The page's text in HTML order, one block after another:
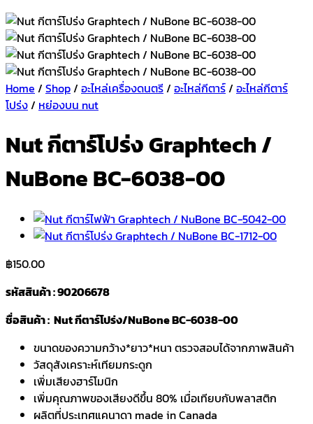
Home / Shop/ อะไหล่เครื่องดนตรี/ อะไหล่กีตาร์/ อะไหล่กีตาร์
โปร่ง/ หย่องบน nut
Nut กีตาร์โปร่ง Graphtech /
NuBone BC-6038-00
฿150.00
รหัสสินค้า : 90206678
ชื่อสินค้า : Nut กีตาร์โปร่ง/NuBone BC-6038-00
ขนาดของความกว้าง*ยาว*หนา ตรวจสอบได้จากภาพสินค้า
วัสดุสังเคราะห์เทียมกระดูก
เพิ่มเสียงฮาร์โมนิก
เพิ่มคุณภาพของเสียงดีขึ้น 80% เมื่อเทียบกับพลาสติก
ผลิตที่ประเทศแคนาดา made in Canada